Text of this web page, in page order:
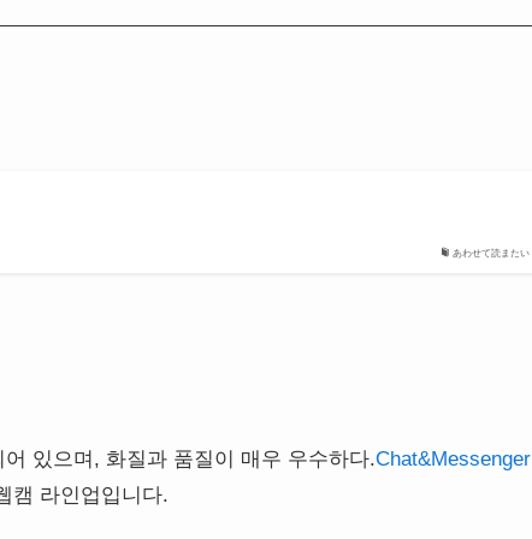
あわせて読またい
있으며, 화질과 품질이 매우 우수하다.Chat&Messenger
캠 라인업입니다.